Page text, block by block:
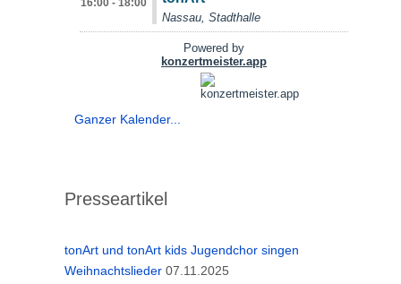
Ganzer Kalender...
Presseartikel
tonArt und tonArt kids Jugendchor singen
Weihnachtslieder 07.11.2025